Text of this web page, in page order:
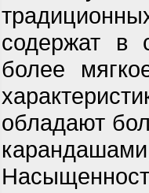
содержат в
более
обладают